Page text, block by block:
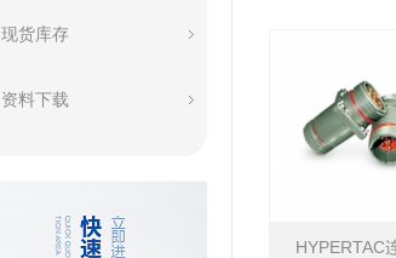
现货库存
资料下载
HYPERTAC